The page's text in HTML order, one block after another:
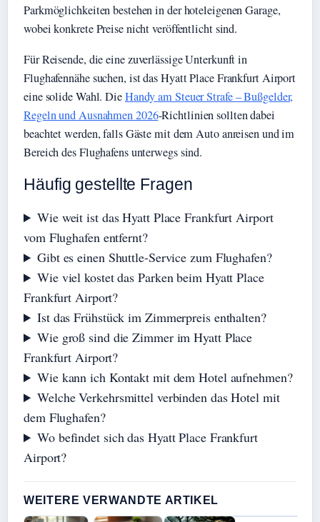
Parkmöglichkeiten bestehen in der hoteleigenen Garage,
wobei konkrete Preise nicht veröffentlicht sind.
Für Reisende, die eine zuverlässige Unterkunft in
Flughafennähe suchen, ist das Hyatt Place Frankfurt Airport
eine solide Wahl. DieHandy am Steuer Strafe – Bußgelder,
Regeln und Ausnahmen 2026-Richtlinien sollten dabei
beachtet werden, falls Gäste mit dem Auto anreisen und im
Bereich des Flughafens unterwegs sind.
Häufig gestellte Fragen
Wie weit ist das Hyatt Place Frankfurt Airport
vom Flughafen entfernt?
Gibt es einen Shuttle-Service zum Flughafen?
Wie viel kostet das Parken beim Hyatt Place
Frankfurt Airport?
Ist das Frühstück im Zimmerpreis enthalten?
Wie groß sind die Zimmer im Hyatt Place
Frankfurt Airport?
Wie kann ich Kontakt mit dem Hotel aufnehmen?
Welche Verkehrsmittel verbinden das Hotel mit
dem Flughafen?
Wo befindet sich das Hyatt Place Frankfurt
Airport?
WEITERE VERWANDTE ARTIKEL